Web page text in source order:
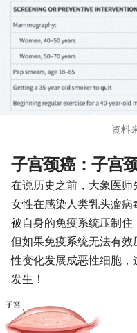
资料
子宫颈癌：子宫
在说历史之前，大象医师
女性在感染人类乳头瘤
被自身的免疫系统压制住
但如果免疫系统无法有
性变化发展成恶性细胞
发生！